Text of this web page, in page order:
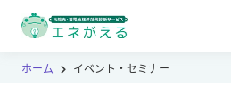
ホーム イベント・セミナー